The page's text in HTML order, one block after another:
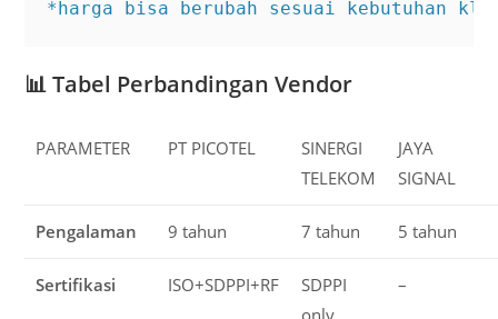
*harga bisa berubah sesuai kebutuhan
📊Tabel Perbandingan Vendor
PARAMETER PT PICOTEL
SINERGI
TELEKOM
JAYA
SIGNAL
Pengalaman 9 tahun 7 tahun 5 tahun
Sertifikasi ISO+SDPPI+RF
SDPPI
only
–